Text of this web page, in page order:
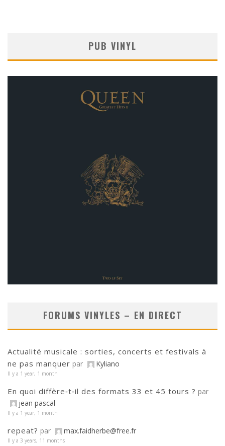
PUB VINYL
FORUMS VINYLES – EN DIRECT
Actualité musicale : sorties, concerts et festivals à
ne pas manquer par Kyliano
Il y a 1 year, 1 month
En quoi diffère‑t‑il des formats 33 et 45 tours ? par
jean pascal
Il y a 1 year, 1 month
repeat? par max.faidherbe@free.fr
Il y a 3 years, 11 months